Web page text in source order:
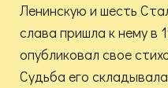
Ленинскую и шесть
слава пришла к нему в
опубликовал свое
Судьба его